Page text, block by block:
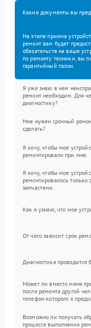
Какие документы вы
На этапе приема
ремонт вам будет
обязательств на ваше
по ремонту техники, вы
гарантийный талон.
Я уже знаю в чем
ремонт необходим. Для
диагностику?
Мне нужен срочный
сделать?
Я хочу, чтобы мое
ремонтировали при мне.
Я хочу, чтобы мое
ремонтировалось
запчастями.
Как я узнаю, что мое
От чего зависит срок
Диагностика проводится
Может ли вместо меня
после ремонта другой
телефон которого я
Возможно ли получать
процессе выполнения